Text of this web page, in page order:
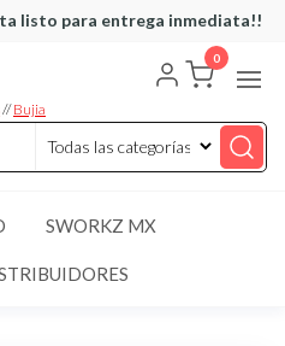
listo para entrega inmediata!!
//Bujia
0
SWORKZ MX